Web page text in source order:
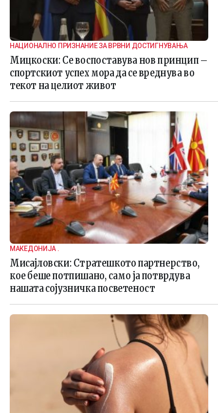
НАЦИОНАЛНО ПРИЗНАНИЕ ЗА ВРВНИ ДОСТИГНУВАЊА
Мицкоски: Се воспоставува нов принцип –
спортскиот успех мора да се вреднува во
текот на целиот живот
МАКЕДОНИЈА .
Мисајловски: Стратешкото партнерство,
кое беше потпишано, само ја потврдува
нашата сојузничка посветеност